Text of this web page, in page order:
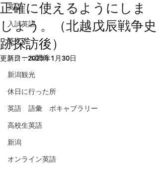
英語
入試英語
英文法
スクール関係
新潟観光
休日に行った所
英語 語彙 ボキャブラリー
高校生英語
新潟
オンライン英語
正確に使えるようにしま
しょう。（北越戊辰戦争史
跡探訪後）
更新日：2025年1月30日